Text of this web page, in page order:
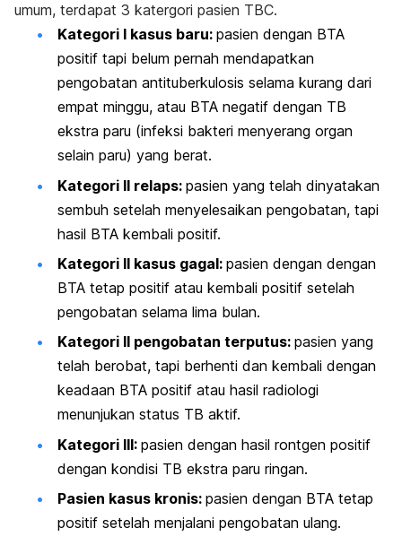
umum, terdapat 3 katergori pasien TBC.
Kategori I kasus baru: pasien dengan BTA
positif tapi belum pernah mendapatkan
pengobatan antituberkulosis selama kurang dari
empat minggu, atau BTA negatif dengan TB
ekstra paru (infeksi bakteri menyerang organ
selain paru) yang berat.
Kategori II relaps: pasien yang telah dinyatakan
sembuh setelah menyelesaikan pengobatan, tapi
hasil BTA kembali positif.
Kategori II kasus gagal: pasien dengan dengan
BTA tetap positif atau kembali positif setelah
pengobatan selama lima bulan.
Kategori II pengobatan terputus: pasien yang
telah berobat, tapi berhenti dan kembali dengan
keadaan BTA positif atau hasil radiologi
menunjukan status TB aktif.
Kategori III: pasien dengan hasil rontgen positif
dengan kondisi TB ekstra paru ringan.
Pasien kasus kronis: pasien dengan BTA tetap
positif setelah menjalani pengobatan ulang.